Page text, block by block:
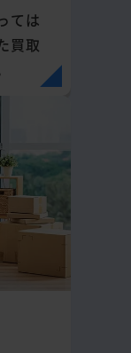
ては
買取